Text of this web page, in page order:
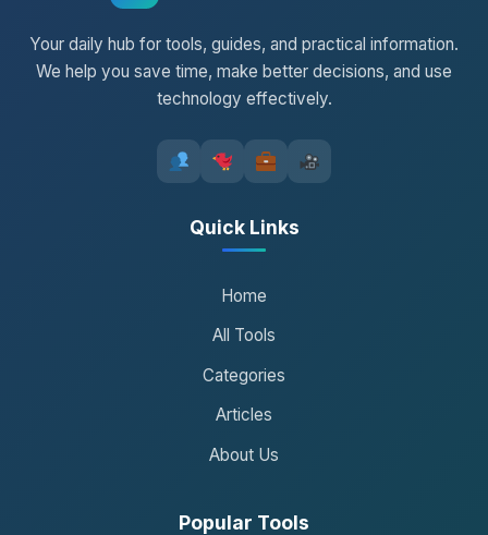
Your daily hub for tools, guides, and practical information.
We help you save time, make better decisions, and use
technology effectively.
Quick Links
Home
All Tools
Categories
Articles
About Us
Popular Tools